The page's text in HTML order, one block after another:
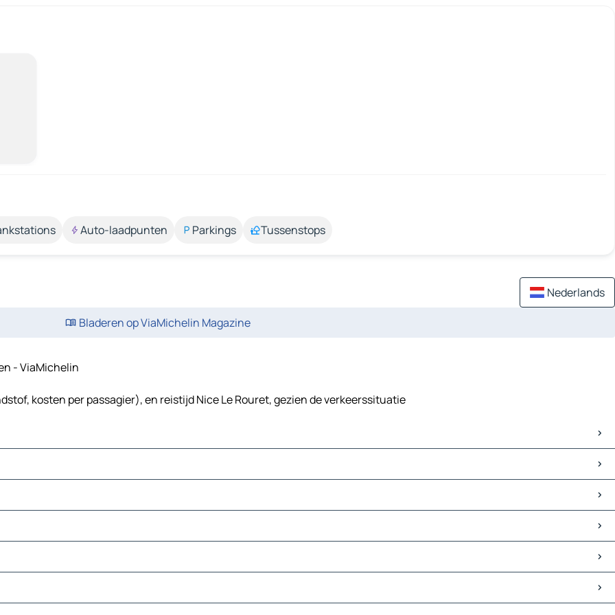
Auto-laadpunten Parkings Tussenstops
Nederlands
Bladeren op ViaMichelin Magazine
- ViaMichelin
kosten per passagier), en reistijd Nice Le Rouret, gezien de verkeerssituatie